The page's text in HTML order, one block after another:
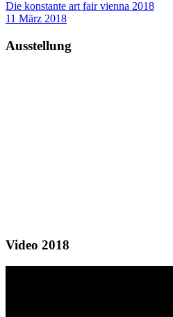
Die konstante art fair vienna 2018
11 März 2018
Ausstellung
Video 2018